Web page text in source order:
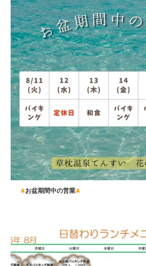
お盆期間中の営業